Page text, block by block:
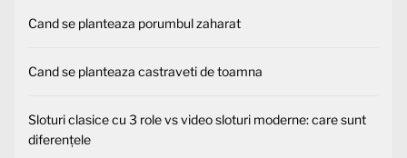
Cand se planteaza porumbul zaharat
Cand se planteaza castraveti de toamna
Sloturi clasice cu 3 role vs video sloturi moderne: care sunt
diferențele